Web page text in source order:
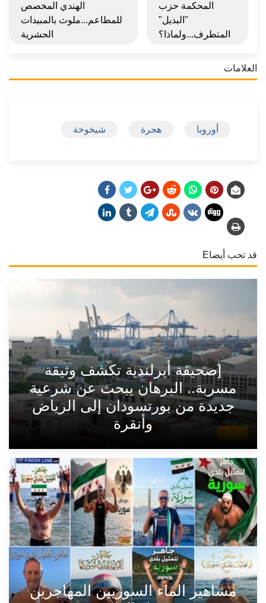
المحكمة حزب
"البديل"
المتطرف...ولماذا؟
الهندي المخصص
للمطاعم...ملوث بالمبيدات
الحشرية
العلامات
أوروبا هجرة شيخوخة
قد تحب أيضاE
الأخبار
[صحيفة أيرلندية تكشف وثيقة
مسربة.. البرهان يبحث عن شرعية
جديدة من بورتسودان إلى الرياض
وأنقرة
مشاهير الماء السوريين المهاجرين